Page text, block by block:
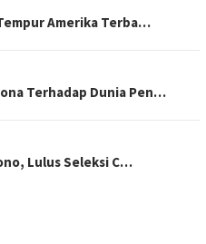
Amerika Terba…
Terhadap Dunia Pen…
Lulus Seleksi C…